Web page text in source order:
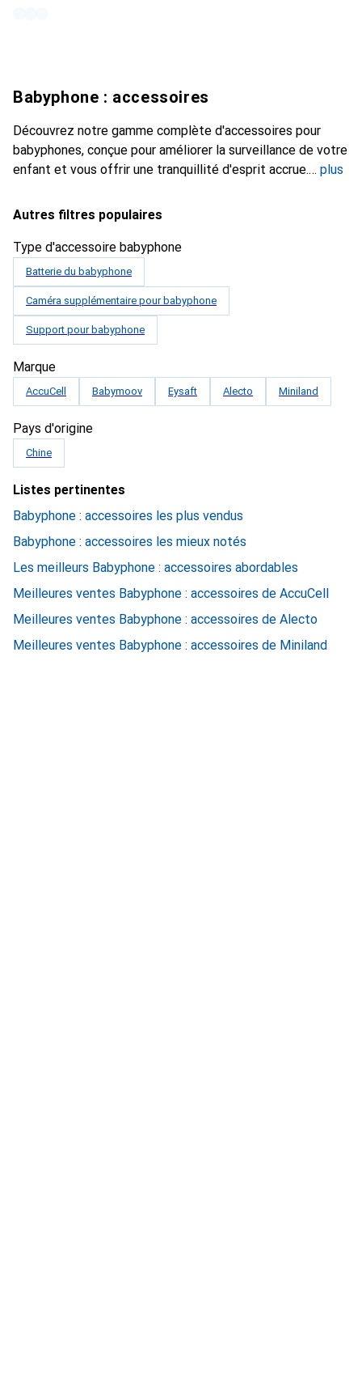
Babyphone : accessoires
Découvrez notre gamme complète d'accessoires pour
babyphones, conçue pour améliorer la surveillance de votre
enfant et vous offrir une tranquillité d'esprit accrue.
plus
Autres filtres populaires
Type d'accessoire babyphone
Batterie du babyphone
Caméra supplémentaire pour babyphone
Support pour babyphone
Marque
AccuCell Babymoov Eysaft Alecto Miniland
Pays d'origine
Chine
Listes pertinentes
Babyphone : accessoires les plus vendus
Babyphone : accessoires les mieux notés
Les meilleurs Babyphone : accessoires abordables
Meilleures ventes Babyphone : accessoires de AccuCell
Meilleures ventes Babyphone : accessoires de Alecto
Meilleures ventes Babyphone : accessoires de Miniland